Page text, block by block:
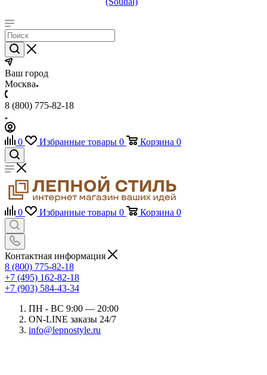
Ваш город
Москва
8 (800) 775-82-18
0 Избранные товары 0 Корзина 0
0 Избранные товары 0 Корзина 0
Контактная информация
8 (800) 775-82-18
+7 (495) 162-82-18
+7 (903) 584-43-34
ПН - ВС 9:00 — 20:00
ON-LINE заказы 24/7
info@lepnostyle.ru